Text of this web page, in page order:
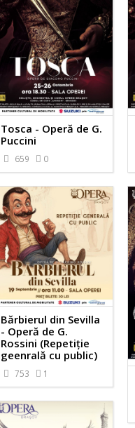
Tosca - Operă de G.
Puccini
659 0
Bărbierul din Sevilla
- Operă de G.
Rossini (Repetiție
geenrală cu public)
753 1